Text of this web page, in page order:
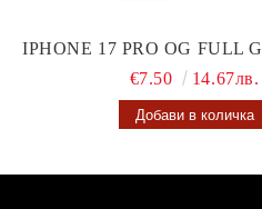
IPHONE 17 PRO OG FULL
€7.50
14.67лв.